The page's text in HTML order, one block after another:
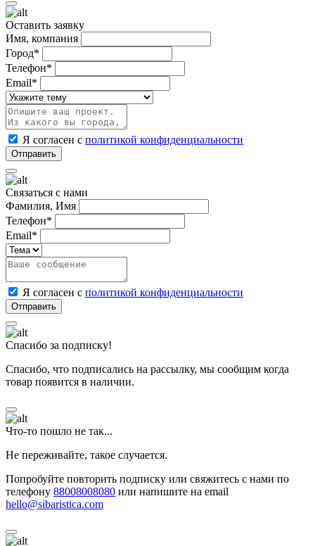
Оставить заявку
Имя, компания
Город*
Телефон*
Email*
Я согласен с политикой конфиденциальности
Связаться с нами
Фамилия, Имя
Телефон*
Email*
Я согласен с политикой конфиденциальности
Спасибо за подписку!
Спасибо, что подписались на рассылку, мы сообщим когда
товар появится в наличии.
Что-то пошло не так...
Не переживайте, такое случается.
Попробуйте повторить подписку или свяжитесь с нами по
телефону 88008008080 или напишите на email
hello@sibaristica.com